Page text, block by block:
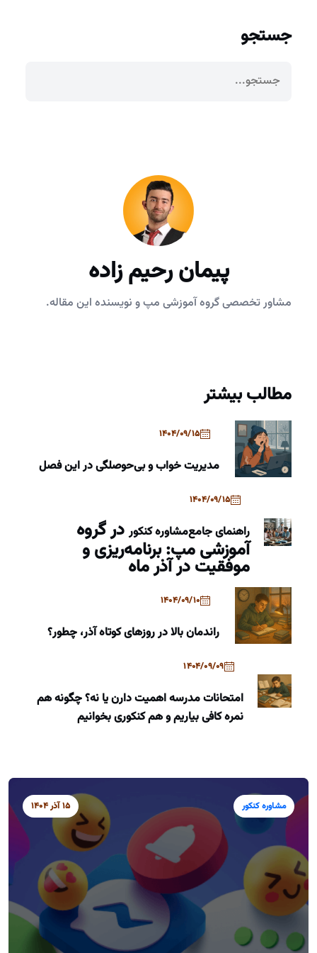
جستجو
پیمان رحیم زاده
مشاور تخصصی گروه آموزشی مپ و نویسنده این مقاله.
مطالب بیشتر
1404/09/15
مدیریت خواب و بی‌حوصلگی در این فصل
1404/09/15
راهنمای جامعمشاوره کنکوردر گروه
آموزشی مپ: برنامه‌ریزی و
موفقیت در آذر ماه
1404/09/10
راندمان بالا در روزهای کوتاه آذر، چطور؟
1404/09/09
امتحانات مدرسه اهمیت دارن یا نه؟ چگونه هم
نمره کافی بیاریم و هم کنکوری بخوانیم
مشاوره کنکور 15 آذر 1404